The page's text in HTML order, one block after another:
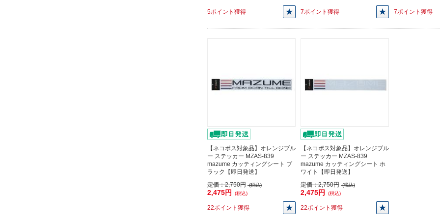
5ポイント獲得 7ポイント獲得 7ポイント獲得
【ネコポス対象品】オレンジブル
ー ステッカー MZAS-839
mazume カッティングシート ブ
ラック【即日発送】
定価：2,750円 (税込)
2,475円 (税込)
22ポイント獲得
【ネコポス対象品】オレンジブル
ー ステッカー MZAS-839
mazume カッティングシート ホ
ワイト【即日発送】
定価：2,750円 (税込)
2,475円 (税込)
22ポイント獲得